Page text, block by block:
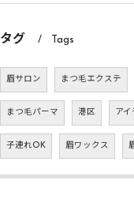
タグ Tags
眉サロン まつ毛エクステ
まつ毛パーマ 港区 ア
子連れOK 眉ワックス